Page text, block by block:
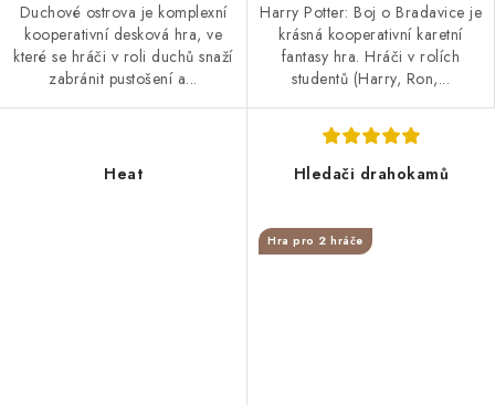
Duchové ostrova je komplexní
kooperativní desková hra, ve
které se hráči v roli duchů snaží
zabránit pustošení a...
Harry Potter: Boj o Bradavice je
krásná kooperativní karetní
fantasy hra. Hráči v rolích
studentů (Harry, Ron,...
Heat Hledači drahokamů
Hra pro 2 hráče